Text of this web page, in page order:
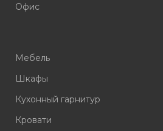
Офис
Мебель
Шкафы
Кухонный гарнитур
Кровати